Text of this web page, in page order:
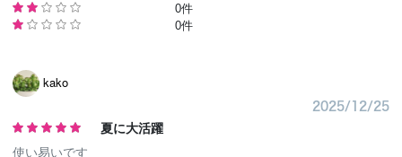
kako
2025/12/25
夏に大活躍
使い易いです
0件
0件